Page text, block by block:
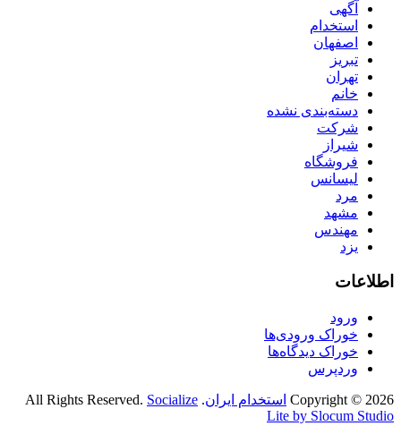
آگهی
استخدام
اصفهان
تبریز
تهران
خانم
دسته‌بندی نشده
شرکت
شیراز
فروشگاه
لیسانس
مرد
مشهد
مهندس
یزد
اطلاعات
ورود
خوراک ورودی‌ها
خوراک دیدگاه‌ها
وردپرس
Copyright © 2026 استخدام ایران. All Rights Reserved.
Socialize
Lite by Slocum Studio